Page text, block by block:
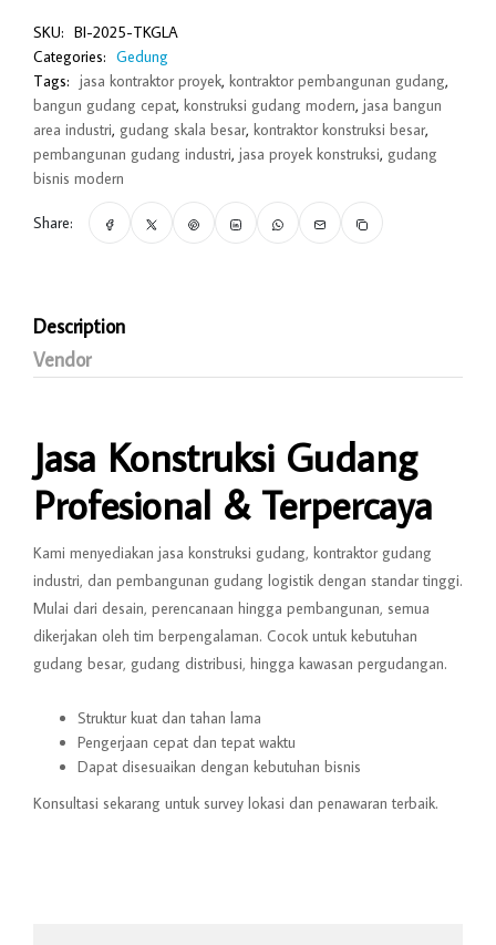
SKU: BI-2025-TKGLA
Categories: Gedung
Tags: jasa kontraktor proyek, kontraktor pembangunan gudang,
bangun gudang cepat, konstruksi gudang modern, jasa bangun
area industri, gudang skala besar, kontraktor konstruksi besar,
pembangunan gudang industri, jasa proyek konstruksi, gudang
bisnis modern
Share:
Description
Vendor
Jasa Konstruksi Gudang
Profesional & Terpercaya
Kami menyediakan jasa konstruksi gudang, kontraktor gudang
industri, dan pembangunan gudang logistik dengan standar tinggi.
Mulai dari desain, perencanaan hingga pembangunan, semua
dikerjakan oleh tim berpengalaman. Cocok untuk kebutuhan
gudang besar, gudang distribusi, hingga kawasan pergudangan.
Struktur kuat dan tahan lama
Pengerjaan cepat dan tepat waktu
Dapat disesuaikan dengan kebutuhan bisnis
Konsultasi sekarang untuk survey lokasi dan penawaran terbaik.